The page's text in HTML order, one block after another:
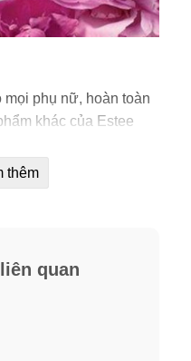
phụ nữ, hoàn toàn
khác của Estee
mơ và những ưu ái
kỳ diệu của những
mình.
thêm
quan